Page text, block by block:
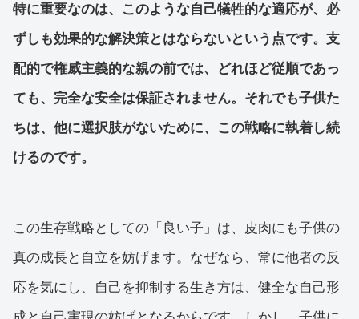
特に重要なのは、このような自己犠牲的な適応が、必
ずしも効果的な解決策とはならないという点です。支
配的で権威主義的な親の前では、どれほど従順であっ
ても、完全な安全は保証されません。それでも子供た
ちは、他に選択肢がないために、この戦略に執着し続
けるのです。
この生存戦略としての「良い子」は、皮肉にも子供の
真の成長と自立を妨げます。なぜなら、常に他者の反
応を気にし、自己を抑制する生き方は、健全な自己形